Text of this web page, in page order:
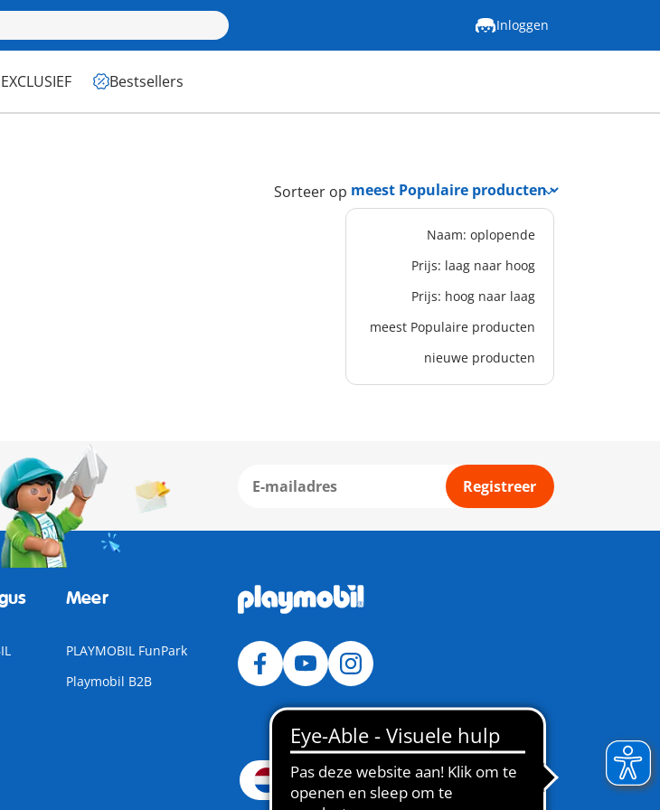
Inloggen
EXCLUSIEF Bestsellers
Sorteer op
Naam: oplopende
Prijs: laag naar hoog
Prijs: hoog naar laag
meest Populaire producten
nieuwe producten
Registreer
Meer
PLAYMOBIL FunPark
Playmobil B2B
Nederland